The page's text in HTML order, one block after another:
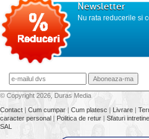
Newsletter
Nu rata reducerile si
© Copyright 2026, Duras Media
Contact | Cum cumpar | Cum platesc | Livrare |
caracter personal | Politica de retur | Sfaturi
SAL